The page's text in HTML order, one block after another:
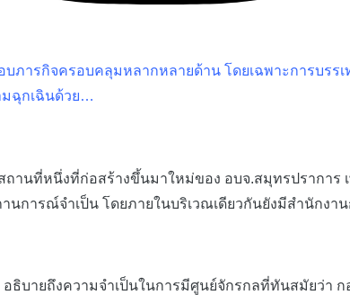
ภารกิจครอบคลุมหลากหลายด้าน โดยเฉพาะการบรร
มฉุกเฉินด้วย…
ที่หนึ่งที่ก่อสร้างขึ้นมาใหม่ของ อบจ.สมุทรปราการ
การณ์จำเป็น โดยภายในบริเวณเดียวกันยังมีสำนักง
ยถึงความจำเป็นในการมีศูนย์จักรกลที่ทันสมัยว่า ก